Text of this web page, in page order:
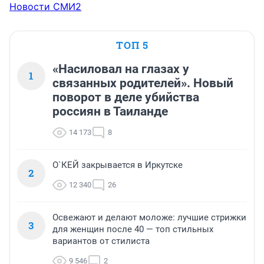
Новости СМИ2
ТОП 5
1
«Насиловал на глазах у
связанных родителей». Новый
поворот в деле убийства
россиян в Таиланде
14 173 8
2
О`КЕЙ закрывается в Иркутске
12 340 26
3
Освежают и делают моложе: лучшие стрижки
для женщин после 40 — топ стильных
вариантов от стилиста
9 546 2